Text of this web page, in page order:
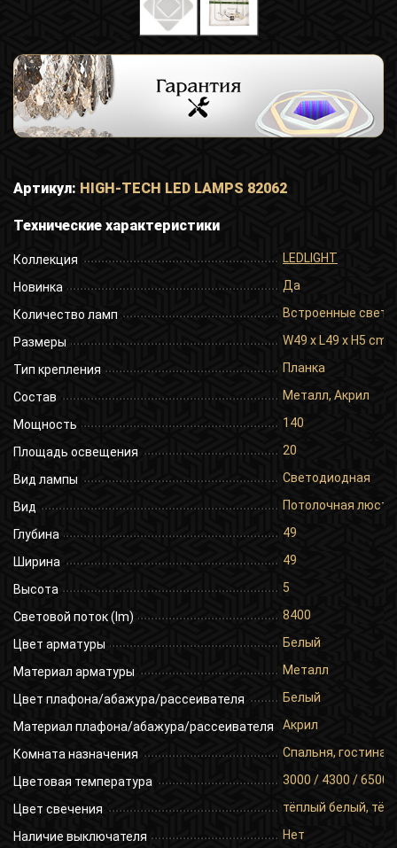
Артикул: HIGH-TECH LED LAMPS 82062
Технические характеристики
Коллекция LEDLIGHT
Новинка Да
Количество ламп Встроенные
Размеры W49 x L49 x H5 cm
Тип крепления Планка
Состав Металл, Акрил
Мощность 140
Площадь освещения 20
Вид лампы Светодиодная
Вид Потолочная
Глубина 49
Ширина 49
Высота 5
Световой поток (lm) 8400
Цвет арматуры Белый
Материал арматуры Металл
Цвет плафона/абажура/рассеивателя Белый
Материал плафона/абажура/рассеивателя Акрил
Комната назначения Спальня,
Цветовая температура 3000 / 4300 / 6500
Цвет свечения тёплый белый,
Наличие выключателя Нет